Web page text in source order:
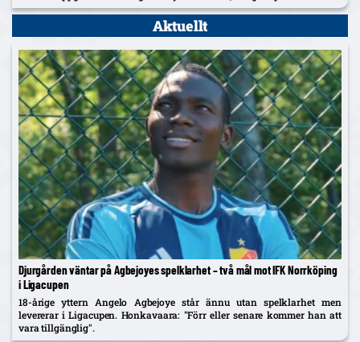
Aktuellt
Djurgården väntar på Agbejoyes spelklarhet – två mål mot IFK Norrköping
i Ligacupen
18-årige yttern Angelo Agbejoye står ännu utan spelklarhet men
levererar i Ligacupen. Honkavaara: "Förr eller senare kommer han att
vara tillgänglig".